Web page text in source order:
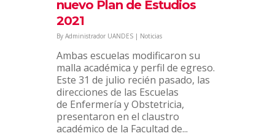
la Escuela de Ayudantes....
nuevo Plan de Estudios
2021
By Administrador UANDES | Noticias
Ambas escuelas modificaron su
malla académica y perfil de egreso.
Este 31 de julio recién pasado, las
direcciones de las Escuelas
de Enfermería y Obstetricia,
presentaron en el claustro
académico de la Facultad de...